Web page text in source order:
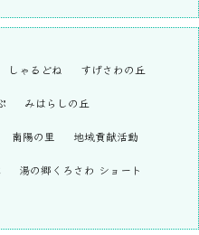
しゃるどね すげさわの丘
みはらしの丘
南陽の里 地域貢献活動
湯の郷くろさわ ショート